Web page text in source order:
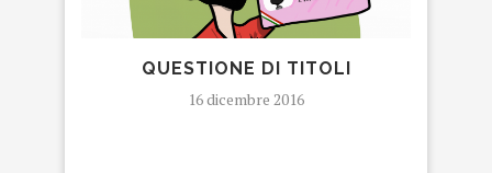
QUESTIONE DI TITOLI
16 dicembre 2016